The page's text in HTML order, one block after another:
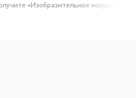
«Изобразительное искусство.
акции. Оставайтесь с нами,